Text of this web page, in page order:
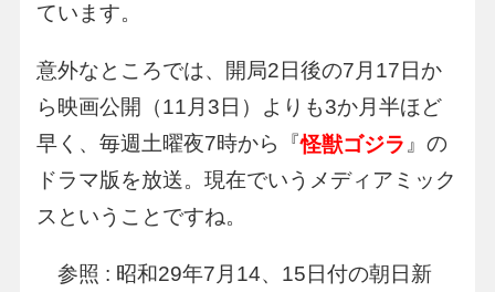
ています。
意外なところでは、開局2日後の7月17日か
ら映画公開（11月3日）よりも3か月半ほど
早く、毎週土曜夜7時から『怪獣ゴジラ 』の
ドラマ版を放送。現在でいうメディアミック
スということですね。
参照 : 昭和29年7月14、15日付の朝日新